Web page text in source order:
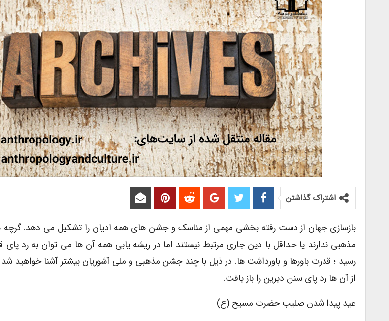
اشتراک گذاشتن
بازسازی جهان از دست رفته بخشی مهمی از مناسک و جشن های همه ادیان را تشکیل می دهد.
مذهبی ندارند یا حداقل با دین جاری مرتبط نیستند اما در ریشه یابی همه آن ها می توان به رد پای
رسید ؛ قدرت باورها و باورداشت ها. در ذیل با چند جشن مذهبی و ملی آشوریان بیشتر آشنا خواهید
از آن ها رد پای سنن دیرین را باز یافت.
عید پیدا شدن صلیب حضرت مسیح (ع)